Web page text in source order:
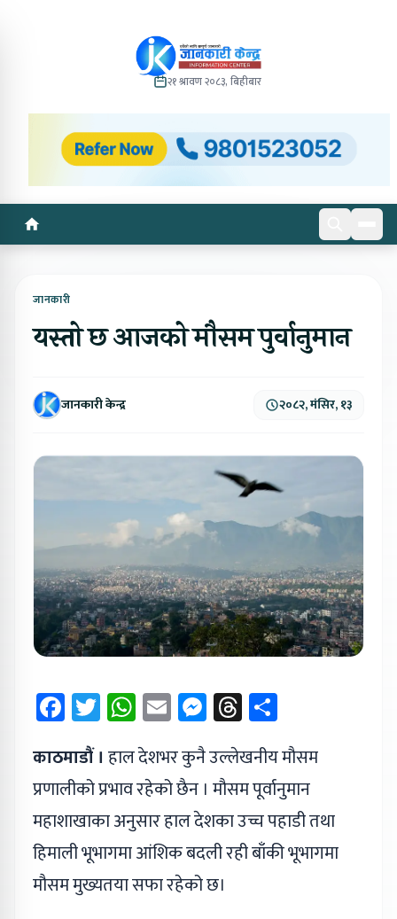
२१ श्रावण २०८३, बिहीबार
जानकारी
यस्तो छ आजको मौसम पुर्वानुमान
जानकारी केन्द्र २०८२, मंसिर, १३
Facebook
Twitter
WhatsApp
EmailMessenger
Threads
काठमाडौं । हाल देशभर कुनै उल्लेखनीय मौसम
प्रणालीको प्रभाव रहेको छैन । मौसम पूर्वानुमान
महाशाखाका अनुसार हाल देशका उच्च पहाडी तथा
हिमाली भूभागमा आंशिक बदली रही बाँकी भूभागमा
मौसम मुख्यतया सफा रहेको छ।